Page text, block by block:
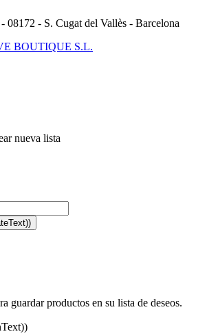
08172 - S. Cugat del Vallès - Barcelona
BOUTIQUE S.L.
nueva lista
guardar productos en su lista de deseos.